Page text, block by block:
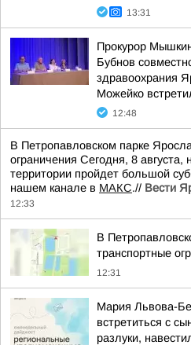
13:31
Прокурор
Бубнов
здравоохрания
Можейко
12:48
В Петропавловском парке
ограничения Сегодня, 8 августа,
территории пройдет большой
нашем канале в МАКС.// Вести
12:33
В
транспортные
12:31
Мария Львова-
встретиться с
разлуки,